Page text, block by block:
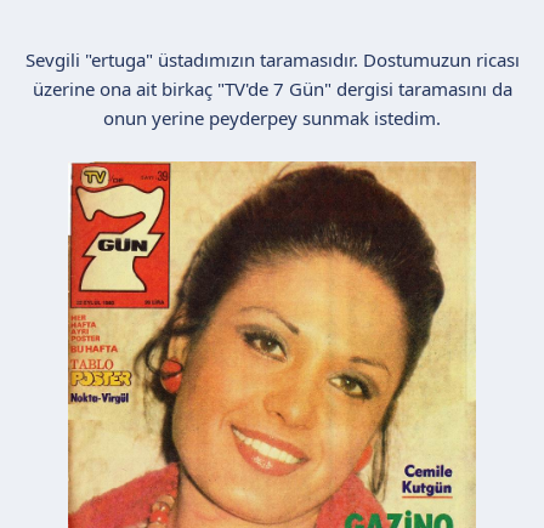
Sevgili "ertuga" üstadımızın taramasıdır. Dostumuzun ricası
üzerine ona ait birkaç "TV'de 7 Gün" dergisi taramasını da
onun yerine peyderpey sunmak istedim.